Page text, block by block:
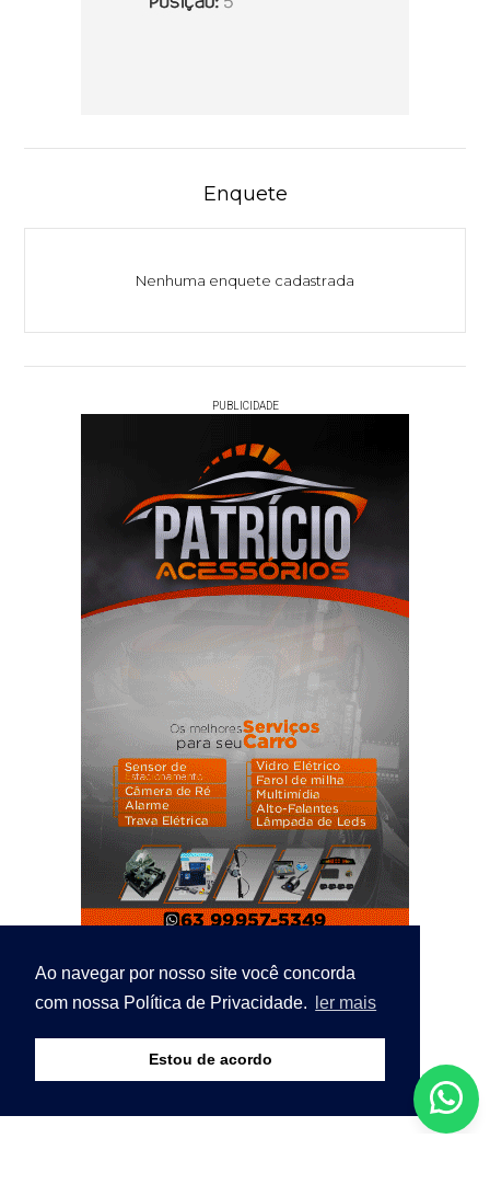
Ao navegar por nosso site você concorda
com nossa Política de Privacidade.
ler mais
Estou de acordo
Enquete
Nenhuma enquete cadastrada
PUBLICIDADE